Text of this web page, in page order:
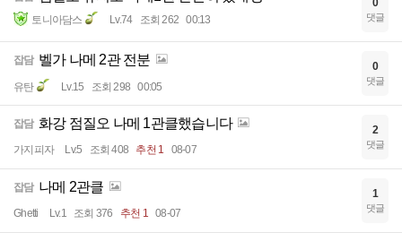
토니아담스 Lv.74 조회 262 00:13 댓글
잡담 벨가 나메 2관 전분
유탄 Lv.15 조회 298 00:05
0
댓글
잡담 화강 점질오 나메 1관클했습니다
가지피자 Lv.5 조회 408 추천 1 08-07
2
댓글
잡담 나메 2관클
Ghetti Lv.1 조회 376 추천 1 08-07
1
댓글